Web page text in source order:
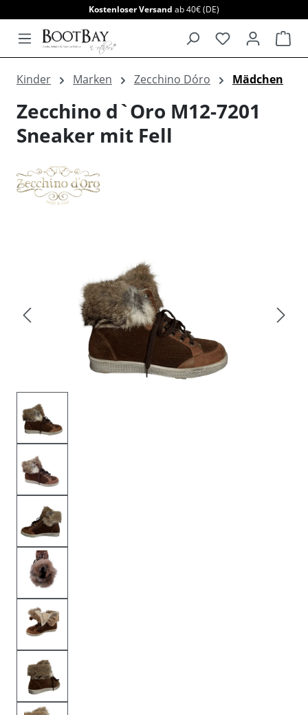
Kostenloser Versand ab 40€ (DE)
Kinder Marken Zecchino Dóro Mädchen
Zecchino d`Oro M12-7201
Sneaker mit Fell